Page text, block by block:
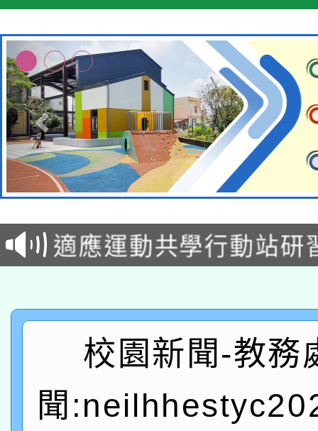
本校115學年度第2次
招甄選結果公告(無人
適應運動共學行動站研
本館辦理115年度閱讀
暨閱讀推動專業研習
科技賦能─人工智慧
礎課程
A3數位素養講師名單
「數位內容與教學軟
pilot」
有關大陸委員會函釋公
校園新聞-教務
聞